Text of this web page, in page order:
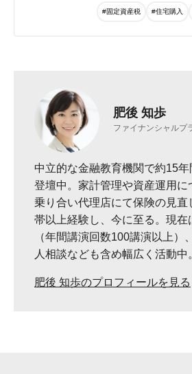
#固定資産税 #住宅購入
肥後 知歩
ファイナンシャルプ
中立的な金融教育機関で約15
登壇中。家計管理や資産運用に
乗り合い代理店にて保険の見
帯以上経験し、今に至る。現在
（年間講演回数100講演以上）
人相談なども含め幅広く活動中
肥後 知歩のプロフィールを見る